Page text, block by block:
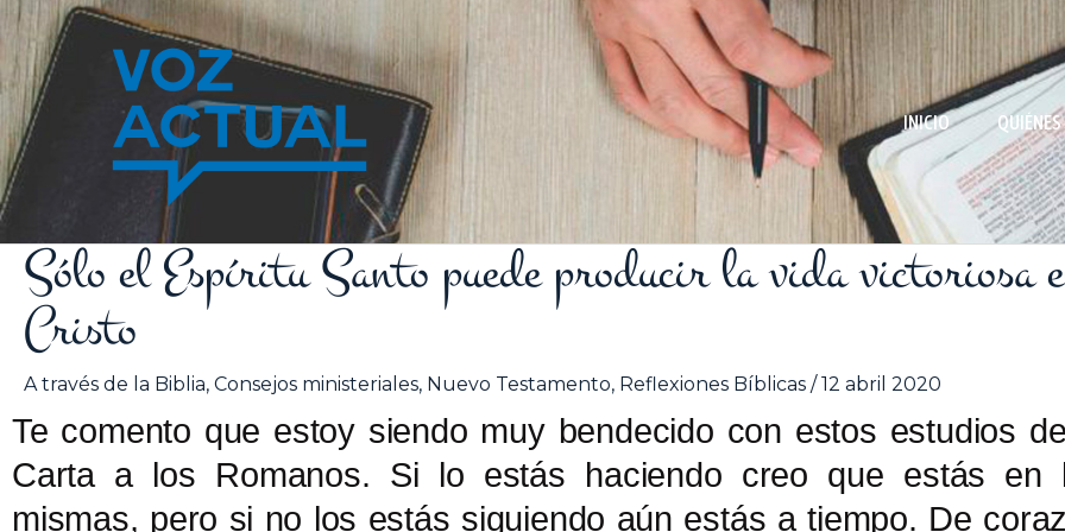
contenido
INICIO
Sólo el Espíritu Santo puede producir la vida victoriosa
Cristo
A través de la Biblia, Consejos ministeriales, Nuevo Testamento, Reflexiones Bíblicas /12 abril 2020
Te comento que estoy siendo muy bendecido con estos estudios
Carta a los Romanos. Si lo estás haciendo creo que estás en
mismas, pero si no los estás siguiendo aún estás a tiempo. De